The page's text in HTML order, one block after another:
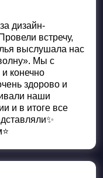
дизайн-
встречу,
выслушала нас
Мы с
конечно
здорово и
наши
и в итоге все